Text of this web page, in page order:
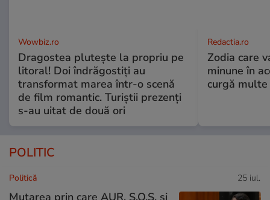
Wowbiz.ro
Dragostea plutește la propriu pe
litoral! Doi îndrăgostiți au
transformat marea într-o scenă
de film romantic. Turiștii prezenți
s-au uitat de două ori
Redactia.ro
Zodia care
minune în
curgă
POLITIC
Politică 25 iul.
Mutarea prin care AUR, S.O.S. și